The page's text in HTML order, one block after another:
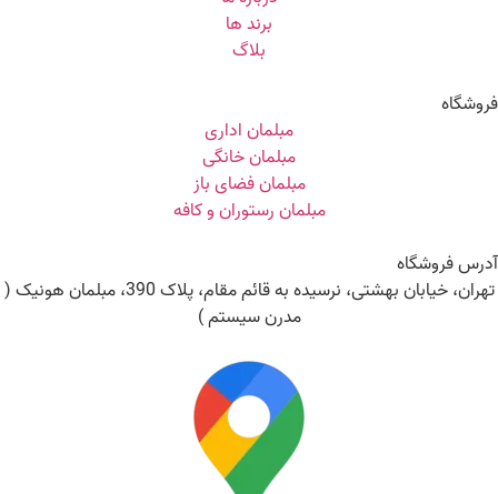
برند ها
بلاگ
مبلمان اداری
مبلمان خانگی
مبلمان فضای باز
مبلمان رستوران و کافه
فروشگاه
تهران، خیابان بهشتی، نرسیده به قائم مقام، پلاک 390، مبلمان هونیک (
مدرن سیستم )